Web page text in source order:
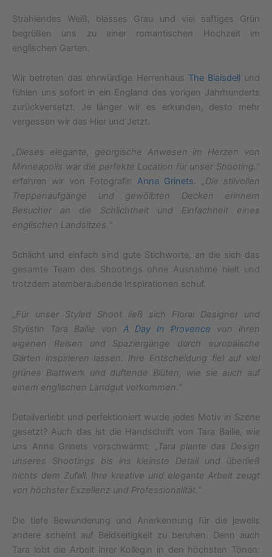
Strahlendes Weiß, blasses Grau und viel saftiges Grün
begrüßen uns zu einer romantischen Hochzeit im
englischen Garten.
Wir betreten das ehrwürdige Herrenhaus The Blaisdellund
fühlen uns sofort in ein England des vorigen Jahrhunderts
zurückversetzt. Je länger wir es erkunden, desto mehr
vergessen wir das Hier und Jetzt.
„Dieses elegante, georgische Anwesen im Herzen von
Minneapolis war die perfekte Location für unser Shooting.“
erfahren wir von FotografinAnna Grinets.
„Die stilvollen
Treppenaufgänge und gewölbten Decken erinnern
Besucher an die Schlichtheit und Einfachheit eines
englischen Landsitzes.“
Schlicht und einfach sind gute Stichworte, an die sich das
gesamte Team des Shootings ohne Ausnahme hielt und
trotzdem atemberaubende Inspirationen schuf.
„Für unser Styled Shoot ließ sich Floral Designer und
Stylistin Tara Bailie von A Day In Provence von ihren
eigenen Reisen und Spaziergänge durch europäische
Gärten inspirieren lassen. Ihre Entscheidung fiel auf viel
grünes Blattwerk und duftende Blüten, wie sie auch auf
einem englischen Landgut vorkommen.“
Detailverliebt und perfektioniert wurde jedes Motiv in Szene
gesetzt? Auch das ist die Handschrift von Tara Bailie, wie
uns Anna Grinets vorschwärmt:
„Tara plante das Design
unseres Shootings bis ins kleinste Detail und überließ
nichts dem Zufall. Ihre kreative und elegante Arbeit zeugt
von höchster Exzellenz und Professionalität.“
Die tiefe Bewunderung und Anerkennung für die jeweils
andere scheint auf Beidseitigkeit zu beruhen. Denn auch
Tara lobt die Arbeit ihrer Kollegin in den höchsten Tönen: